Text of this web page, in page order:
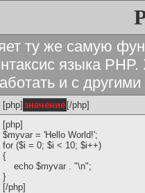
ту же самую
языка
и с
[php] значение [/php]
[php]
$myvar = 'Hello World!';
for ($i = 0; $i < 10; $i++)
{
echo $myvar . "\n";
}
[/php]